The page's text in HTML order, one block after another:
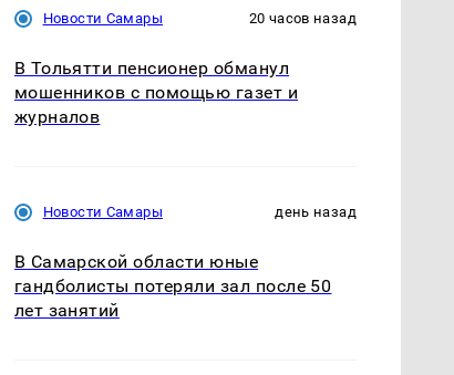
Новости Самары 20 часов назад
В Тольятти пенсионер обманул
мошенников с помощью газет и
журналов
Новости Самары день назад
В Самарской области юные
гандболисты потеряли зал после 50
лет занятий